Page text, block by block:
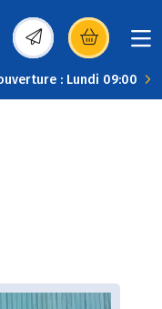
(s’ouvre dans une
: Lundi 09:00